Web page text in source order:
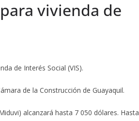
vivienda de
de Interés Social (VIS).
de la Construcción de Guayaquil.
alcanzará hasta 7 050 dólares. Hasta